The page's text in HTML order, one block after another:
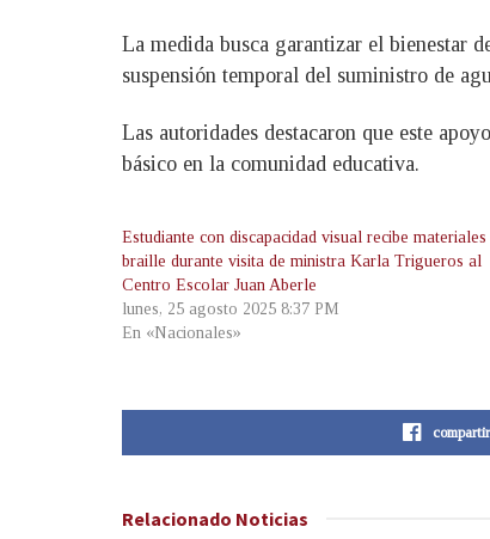
La medida busca garantizar el bienestar
suspensión temporal del suministro de
Las autoridades destacaron que este
básico en la comunidad educativa.
Estudiante con discapacidad visual recibe materiales
braille durante visita de ministra Karla Trigueros al
Centro Escolar Juan Aberle
lunes, 25 agosto 2025 8:37 PM
En «Nacionales»
compartir
Relacionado Noticias